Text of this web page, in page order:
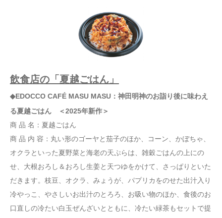
飲食店の「夏越ごはん」
◆EDOCCO CAFÉ MASU MASU：神田明神のお詣り後に味わえ
る夏越ごはん ＜2025年新作＞
商 品 名：夏越ごはん
商 品 内 容：丸い形のゴーヤと茄子のほか、コーン、かぼちゃ、
オクラといった夏野菜と海老の天ぷらは、雑穀ごはんの上にの
せ、大根おろし＆おろし生姜と天つゆをかけて、さっぱりといた
だきます。枝豆、オクラ、みょうが、パプリカをのせた出汁入り
冷やっこ、やさしいお出汁のとろろ、お吸い物のほか、食後のお
口直しの冷たい白玉ぜんざいとともに、冷たい緑茶もセットで提